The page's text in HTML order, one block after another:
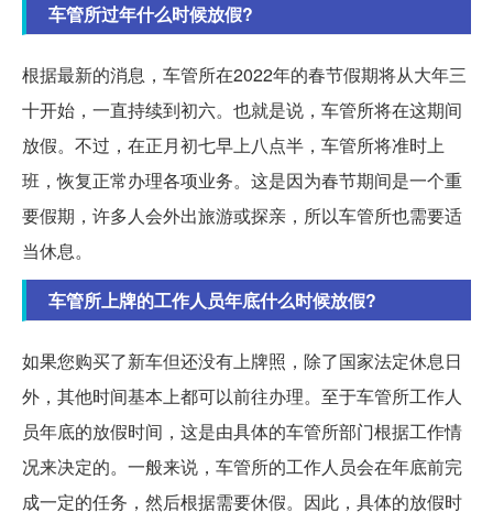
车管所过年什么时候放假?
根据最新的消息，车管所在2022年的春节假期将从大年三
十开始，一直持续到初六。也就是说，车管所将在这期间
放假。不过，在正月初七早上八点半，车管所将准时上
班，恢复正常办理各项业务。这是因为春节期间是一个重
要假期，许多人会外出旅游或探亲，所以车管所也需要适
当休息。
车管所上牌的工作人员年底什么时候放假?
如果您购买了新车但还没有上牌照，除了国家法定休息日
外，其他时间基本上都可以前往办理。至于车管所工作人
员年底的放假时间，这是由具体的车管所部门根据工作情
况来决定的。一般来说，车管所的工作人员会在年底前完
成一定的任务，然后根据需要休假。因此，具体的放假时